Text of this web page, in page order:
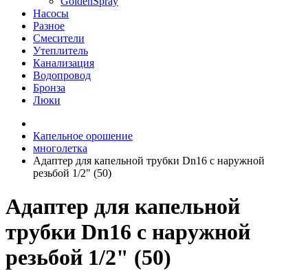
Насосы
Разное
Смесители
Утеплитель
Канализация
Водопровод
Бронза
Люки
Капельное орошение
многолетка
Адаптер для капельной трубки Dn16 с наружной
резьбой 1/2" (50)
Адаптер для капельной
трубки Dn16 с наружной
резьбой 1/2" (50)